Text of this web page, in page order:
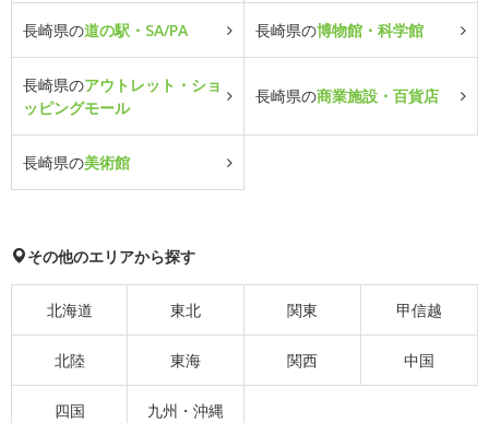
長崎県の道の駅・SA/PA 長崎県の博物館・科学館
長崎県のアウトレット・ショ
ッピングモール
長崎県の商業施設・百貨店
長崎県の美術館
その他のエリアから探す
北海道 東北 関東 甲信越
北陸 東海 関西 中国
四国 九州・沖縄